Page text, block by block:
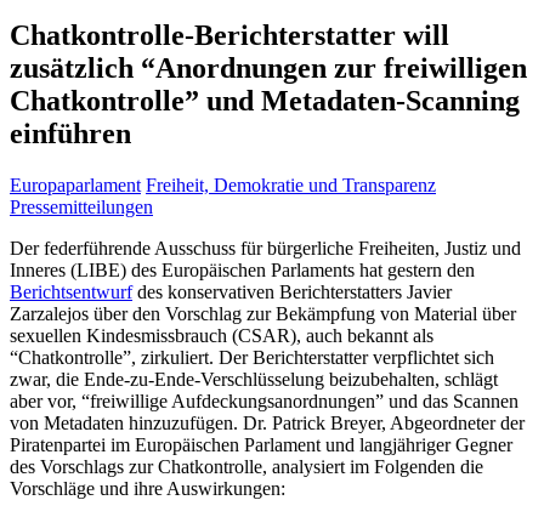
Chatkontrolle-Berichterstatter will
zusätzlich “Anordnungen zur freiwilligen
Chatkontrolle” und Metadaten-Scanning
einführen
Europaparlament Freiheit, Demokratie und Transparenz
Pressemitteilungen
Der federführende Ausschuss für bürgerliche Freiheiten, Justiz und
Inneres (LIBE) des Europäischen Parlaments hat gestern den
Berichtsentwurfdes konservativen Berichterstatters Javier
Zarzalejos über den Vorschlag zur Bekämpfung von Material über
sexuellen Kindesmissbrauch (CSAR), auch bekannt als
“Chatkontrolle”, zirkuliert. Der Berichterstatter verpflichtet sich
zwar, die Ende-zu-Ende-Verschlüsselung beizubehalten, schlägt
aber vor, “freiwillige Aufdeckungsanordnungen” und das Scannen
von Metadaten hinzuzufügen. Dr. Patrick Breyer, Abgeordneter der
Piratenpartei im Europäischen Parlament und langjähriger Gegner
des Vorschlags zur Chatkontrolle, analysiert im Folgenden die
Vorschläge und ihre Auswirkungen: